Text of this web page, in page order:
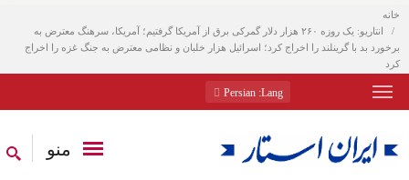
خانه
انتاریو: یک روزه ۲۶۰ هزار دلار گمرکی برق از آمریکا گرفتیم؛ آمریکا، سرهنگ معترض به
برخورد بد با گرینلند را اخراج کرد؛ اسرائیل هزار خلبان و نظامی معترض به جنگ غزه را اخراج
کرد
Lang
: Persian
منو